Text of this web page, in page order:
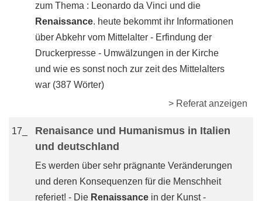
zum Thema : Leonardo da Vinci und die
Renaissance. heute bekommt ihr Informationen
über Abkehr vom Mittelalter - Erfindung der
Druckerpresse - Umwälzungen in der Kirche
und wie es sonst noch zur zeit des Mittelalters
war (387 Wörter)
> Referat anzeigen
17_
Renaisance und Humanismus in Italien
und deutschland
Es werden über sehr prägnante Veränderungen
und deren Konsequenzen für die Menschheit
referiet! - Die Renaissance in der Kunst -